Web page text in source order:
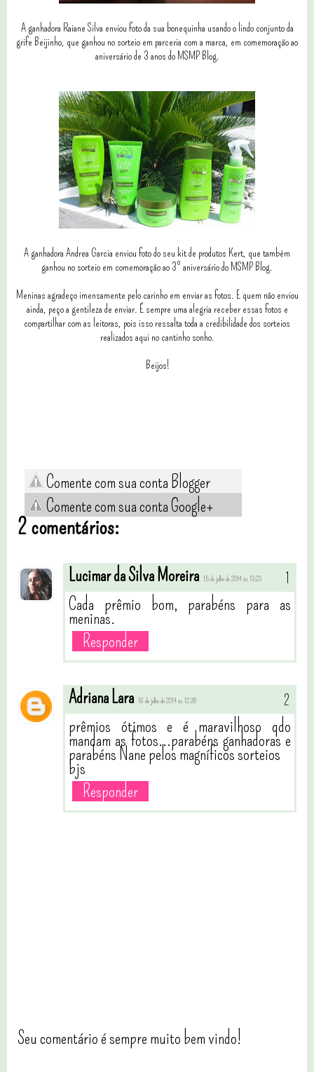
A ganhadora Raiane Silva enviou foto da sua bonequinha usando o lindo conjunto da
grife Beijinho, que ganhou no sorteio em parceria com a marca, em comemoração ao
aniversário de 3 anos do MSMP Blog.
A ganhadora Andrea Garcia enviou foto do seu kit de produtos Kert, que também
ganhou no sorteio em comemoração ao 3º aniversário do MSMP Blog.
Meninas agradeço imensamente pelo carinho em enviar as fotos. E quem não enviou
ainda, peço a gentileza de enviar. É sempre uma alegria receber essas fotos e
compartilhar com as leitoras, pois isso ressalta toda a credibilidade dos sorteios
realizados aqui no cantinho sonho.
Beijos!
Comente com sua conta Blogger
Comente com sua conta Google+
2 comentários:
Lucimar da Silva Moreira 15 de julho de 2014 às 13:23
Cada prêmio bom, parabéns para as
meninas.
Responder
Adriana Lara 16 de julho de 2014 às 12:39
prêmios ótimos e é maravilhoso qdo
mandam as fotos...parabéns ganhadoras e
parabéns Nane pelos magníficos sorteios
bjs
Responder
Seu comentário é sempre muito bem vindo!